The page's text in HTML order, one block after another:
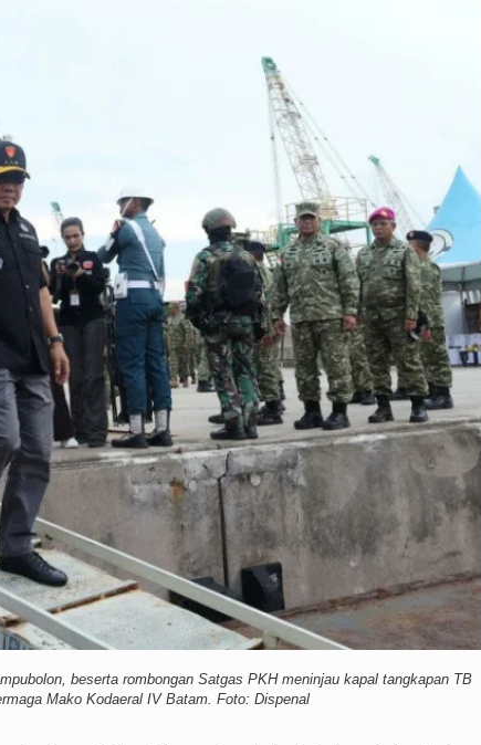
beserta rombongan Satgas PKH meninjau kapal tangkapan TB
Mako Kodaeral IV Batam. Foto: Dispenal